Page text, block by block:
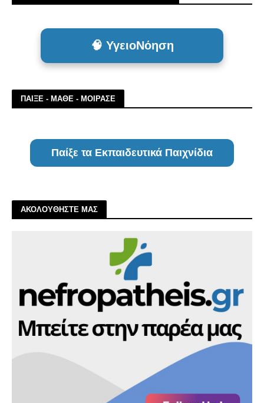
🧠 ΥγειοΝόηση
ΠΑΙΞΕ - ΜΑΘΕ - ΜΟΙΡΑΣΕ
Παίξε τα Εκπαιδευτικά Παιχνίδια
ΑΚΟΛΟΥΘΗΣΤΕ ΜΑΣ